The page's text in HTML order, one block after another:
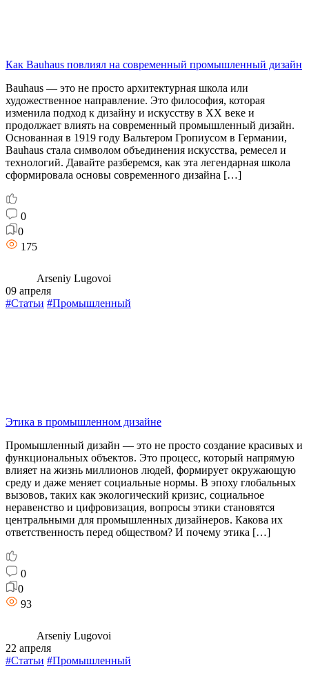
Как Bauhaus повлиял на современный промышленный дизайн
Bauhaus — это не просто архитектурная школа или
художественное направление. Это философия, которая
изменила подход к дизайну и искусству в XX веке и
продолжает влиять на современный промышленный дизайн.
Основанная в 1919 году Вальтером Гропиусом в Германии,
Bauhaus стала символом объединения искусства, ремесел и
технологий. Давайте разберемся, как эта легендарная школа
сформировала основы современного дизайна […]
0
0
175
Arseniy Lugovoi
09 апреля
#Статьи #Промышленный
Этика в промышленном дизайне
Промышленный дизайн — это не просто создание красивых и
функциональных объектов. Это процесс, который напрямую
влияет на жизнь миллионов людей, формирует окружающую
среду и даже меняет социальные нормы. В эпоху глобальных
вызовов, таких как экологический кризис, социальное
неравенство и цифровизация, вопросы этики становятся
центральными для промышленных дизайнеров. Какова их
ответственность перед обществом? И почему этика […]
0
0
93
Arseniy Lugovoi
22 апреля
#Статьи #Промышленный